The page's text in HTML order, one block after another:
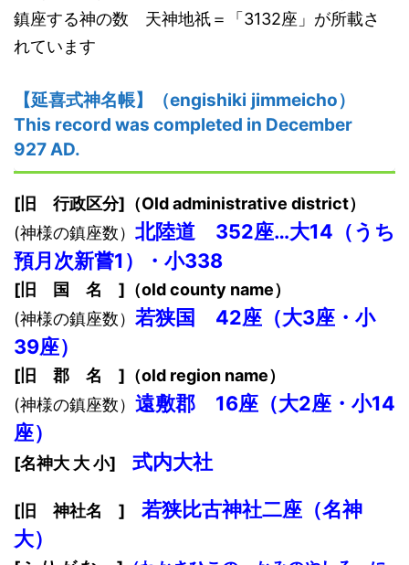
鎮座する神の数 天神地祇＝「3132座」が所載さ
れています
【延喜式神名帳】（engishiki jimmeicho）
This record was completed in December
927 AD.
[旧 行政区分]（Old administrative district）
(神様の鎮座数） 北陸道 352座…大14（うち
預月次新嘗1）・小338
[旧 国 名 ]（old county name）
(神様の鎮座数） 若狭国 42座（大3座・小
39座）
[旧 郡 名 ]（old region name）
(神様の鎮座数） 遠敷郡 16座（大2座・小14
座）
[名神大 大 小] 式内大社
[旧 神社名 ] 若狭比古神社二座（名神
大）